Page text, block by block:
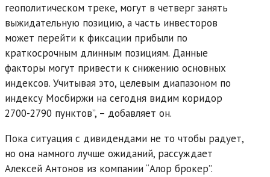
геополитическом треке, могут в четверг занять
выжидательную позицию, а часть инвесторов
может перейти к фиксации прибыли по
краткосрочным длинным позициям. Данные
факторы могут привести к снижению основных
индексов. Учитывая это, целевым диапазоном по
индексу Мосбиржи на сегодня видим коридор
2700-2790 пунктов”, – добавляет он.
Пока ситуация с дивидендами не то чтобы радует,
но она намного лучше ожиданий, рассуждает
Алексей Антонов из компании “Алор брокер”.